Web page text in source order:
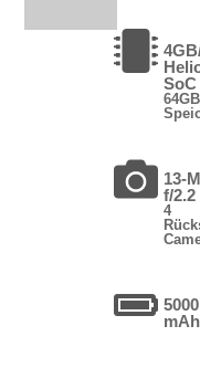
SoC
13-
f/2.2
4
5000
mAh